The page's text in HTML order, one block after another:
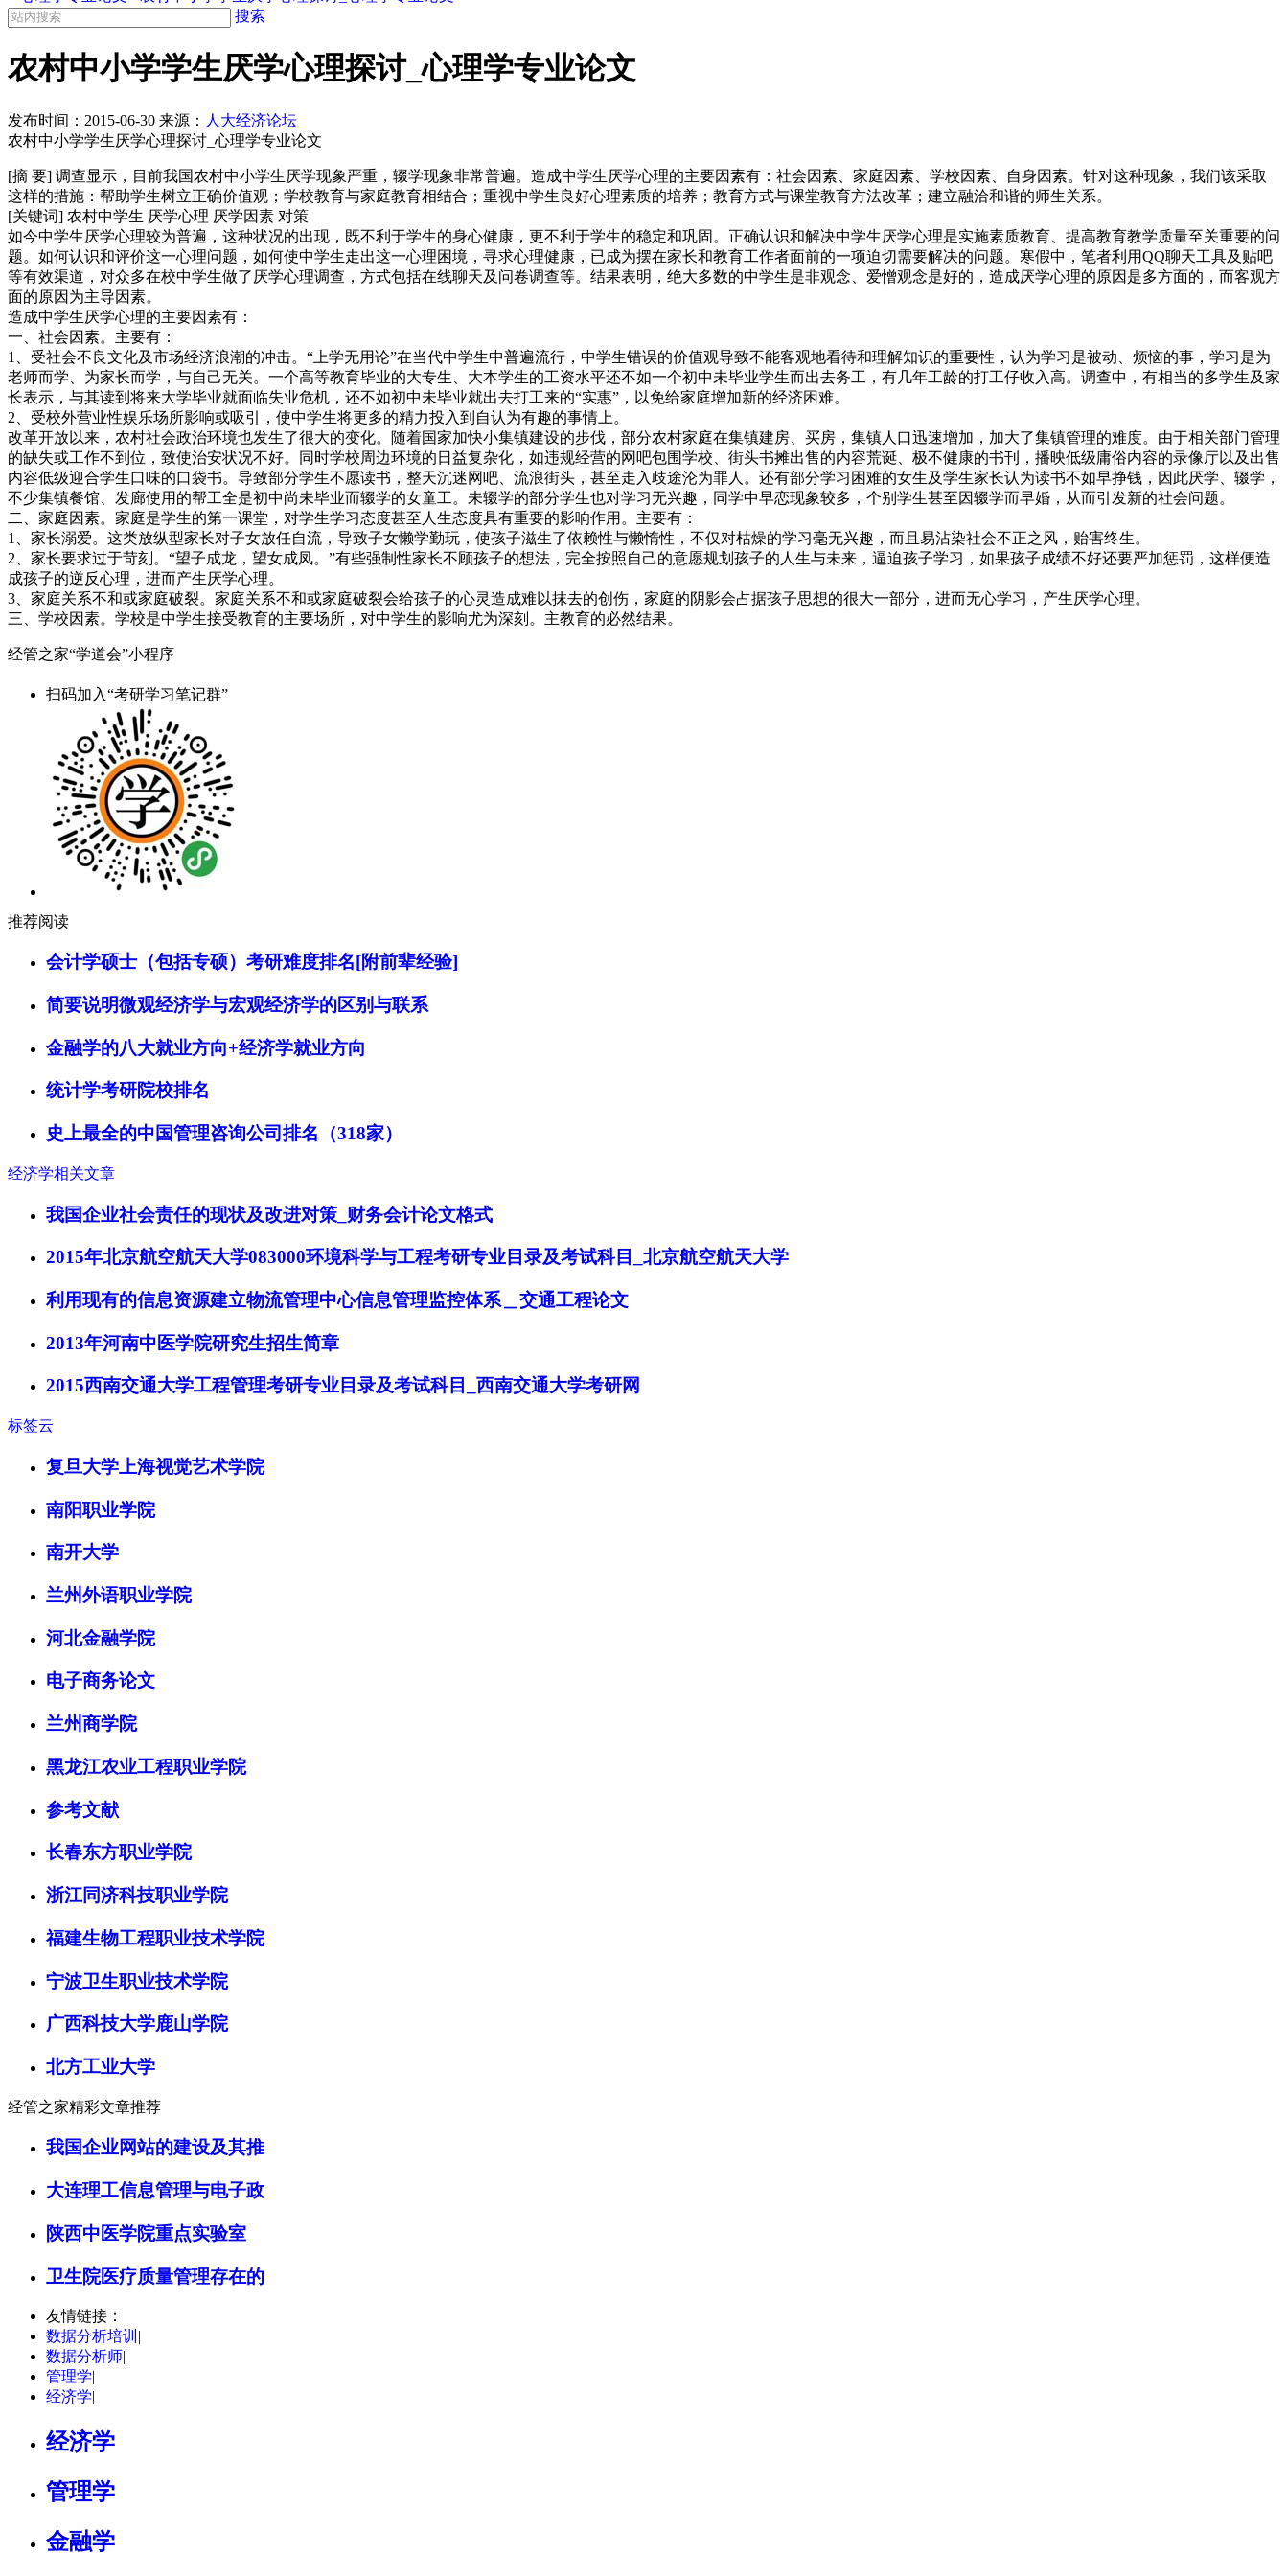
搜索
农村中小学学生厌学心理探讨_心理学专业论文
发布时间： 2015-06-30 来源： 人大经济论坛
农村中小学学生厌学心理探讨_心理学专业论文
[摘 要] 调查显示，目前我国农村中小学生厌学现象严重，辍学现象非常普遍。造成中学生厌学心理的主要因素有：社会因素、家庭因素、学校因素、自身因素。针对这种现象，我们该采取
这样的措施：帮助学生树立正确价值观；学校教育与家庭教育相结合；重视中学生良好心理素质的培养；教育方式与课堂教育方法改革；建立融洽和谐的师生关系。
[关键词] 农村中学生 厌学心理 厌学因素 对策
如今中学生厌学心理较为普遍，这种状况的出现，既不利于学生的身心健康，更不利于学生的稳定和巩固。正确认识和解决中学生厌学心理是实施素质教育、提高教育教学质量至关重要的问
题。如何认识和评价这一心理问题，如何使中学生走出这一心理困境，寻求心理健康，已成为摆在家长和教育工作者面前的一项迫切需要解决的问题。寒假中，笔者利用QQ聊天工具及贴吧
等有效渠道，对众多在校中学生做了厌学心理调查，方式包括在线聊天及问卷调查等。结果表明，绝大多数的中学生是非观念、爱憎观念是好的，造成厌学心理的原因是多方面的，而客观方
面的原因为主导因素。
造成中学生厌学心理的主要因素有：
一、社会因素。主要有：
1、受社会不良文化及市场经济浪潮的冲击。“上学无用论”在当代中学生中普遍流行，中学生错误的价值观导致不能客观地看待和理解知识的重要性，认为学习是被动、烦恼的事，学习是为
老师而学、为家长而学，与自己无关。一个高等教育毕业的大专生、大本学生的工资水平还不如一个初中未毕业学生而出去务工，有几年工龄的打工仔收入高。调查中，有相当的多学生及家
长表示，与其读到将来大学毕业就面临失业危机，还不如初中未毕业就出去打工来的“实惠”，以免给家庭增加新的经济困难。
2、受校外营业性娱乐场所影响或吸引，使中学生将更多的精力投入到自认为有趣的事情上。
改革开放以来，农村社会政治环境也发生了很大的变化。随着国家加快小集镇建设的步伐，部分农村家庭在集镇建房、买房，集镇人口迅速增加，加大了集镇管理的难度。由于相关部门管理
的缺失或工作不到位，致使治安状况不好。同时学校周边环境的日益复杂化，如违规经营的网吧包围学校、街头书摊出售的内容荒诞、极不健康的书刊，播映低级庸俗内容的录像厅以及出售
内容低级迎合学生口味的口袋书。导致部分学生不愿读书，整天沉迷网吧、流浪街头，甚至走入歧途沦为罪人。还有部分学习困难的女生及学生家长认为读书不如早挣钱，因此厌学、辍学，
不少集镇餐馆、发廊使用的帮工全是初中尚未毕业而辍学的女童工。未辍学的部分学生也对学习无兴趣，同学中早恋现象较多，个别学生甚至因辍学而早婚，从而引发新的社会问题。
二、家庭因素。家庭是学生的第一课堂，对学生学习态度甚至人生态度具有重要的影响作用。主要有：
1、家长溺爱。这类放纵型家长对子女放任自流，导致子女懒学勤玩，使孩子滋生了依赖性与懒惰性，不仅对枯燥的学习毫无兴趣，而且易沾染社会不正之风，贻害终生。
2、家长要求过于苛刻。“望子成龙，望女成凤。”有些强制性家长不顾孩子的想法，完全按照自己的意愿规划孩子的人生与未来，逼迫孩子学习，如果孩子成绩不好还要严加惩罚，这样便造
成孩子的逆反心理，进而产生厌学心理。
3、家庭关系不和或家庭破裂。家庭关系不和或家庭破裂会给孩子的心灵造成难以抹去的创伤，家庭的阴影会占据孩子思想的很大一部分，进而无心学习，产生厌学心理。
三、学校因素。学校是中学生接受教育的主要场所，对中学生的影响尤为深刻。主教育的必然结果。
经管之家“学道会”小程序
扫码加入“考研学习笔记群”
推荐阅读
会计学硕士（包括专硕）考研难度排名[附前辈经验]
简要说明微观经济学与宏观经济学的区别与联系
金融学的八大就业方向+经济学就业方向
统计学考研院校排名
史上最全的中国管理咨询公司排名（318家）
经济学相关文章
我国企业社会责任的现状及改进对策_财务会计论文格式
2015年北京航空航天大学083000环境科学与工程考研专业目录及考试科目_北京航空航天大学
利用现有的信息资源建立物流管理中心信息管理监控体系＿交通工程论文
2013年河南中医学院研究生招生简章
2015西南交通大学工程管理考研专业目录及考试科目_西南交通大学考研网
标签云
复旦大学上海视觉艺术学院
南阳职业学院
南开大学
兰州外语职业学院
河北金融学院
电子商务论文
兰州商学院
黑龙江农业工程职业学院
参考文献
长春东方职业学院
浙江同济科技职业学院
福建生物工程职业技术学院
宁波卫生职业技术学院
广西科技大学鹿山学院
北方工业大学
经管之家精彩文章推荐
我国企业网站的建设及其推
大连理工信息管理与电子政
陕西中医学院重点实验室
卫生院医疗质量管理存在的
友情链接：
数据分析培训 |
数据分析师|
管理学|
经济学|
经济学
管理学
金融学